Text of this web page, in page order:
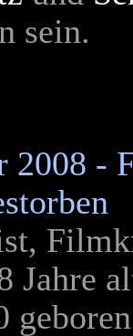
sein.
2008 -
Jahre